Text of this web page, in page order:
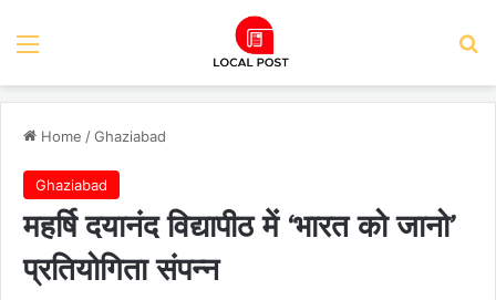
Menu
Home /Ghaziabad
Ghaziabad
महर्षि दयानंद विद्यापीठ में ‘भारत को जानो’
प्रतियोगिता संपन्न